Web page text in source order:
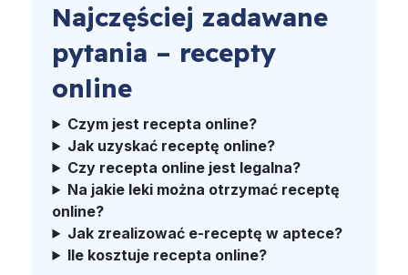
Najczęściej zadawane
pytania – recepty
online
Czym jest recepta online?
Jak uzyskać receptę online?
Czy recepta online jest legalna?
Na jakie leki można otrzymać receptę
online?
Jak zrealizować e-receptę w aptece?
Ile kosztuje recepta online?